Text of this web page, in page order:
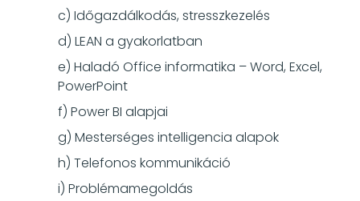
c) Időgazdálkodás, stresszkezelés
d) LEAN a gyakorlatban
e) Haladó Office informatika – Word, Excel,
PowerPoint
f) Power BI alapjai
g) Mesterséges intelligencia alapok
h) Telefonos kommunikáció
i) Problémamegoldás